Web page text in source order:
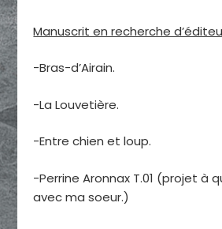
Manuscrit en recherche
-Bras-d’Airain.
-La Louvetière.
-Entre chien et loup.
-Perrine Aronnax T.01 (projet à
avec ma soeur.)